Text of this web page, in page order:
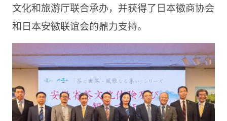
文化和旅游厅联合承办，并获得了日本徽商协会
和日本安徽联谊会的鼎力支持。